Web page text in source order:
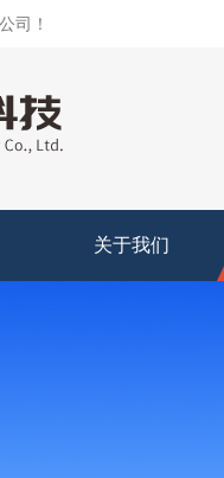
司！
关于我们